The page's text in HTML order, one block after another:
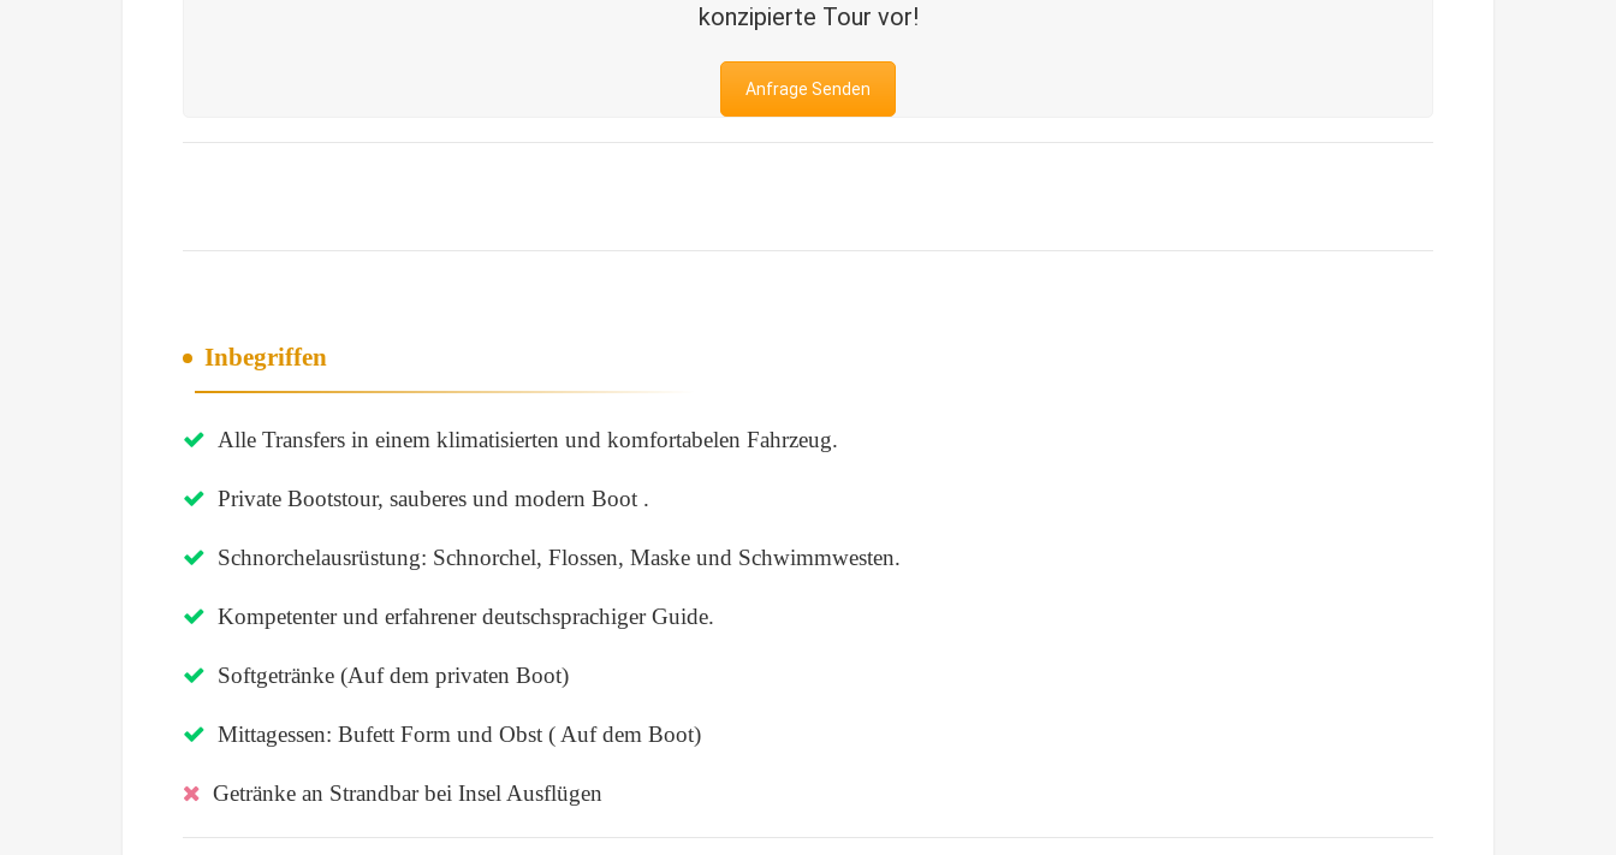
konzipierte Tour vor!
Anfrage Senden
Inbegriffen
Alle Transfers in einem klimatisierten und komfortabelen Fahrzeug.
Private Bootstour, sauberes und modern Boot .
Schnorchelausrüstung: Schnorchel, Flossen, Maske und Schwimmwesten.
Kompetenter und erfahrener deutschsprachiger Guide.
Softgetränke (Auf dem privaten Boot)
Mittagessen: Bufett Form und Obst ( Auf dem Boot)
Getränke an Strandbar bei Insel Ausflügen